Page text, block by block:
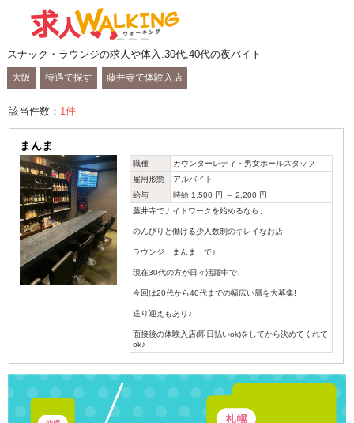
スナック・ラウンジの求人や体入.30代,40代の夜バイト
大阪 待遇で探す 藤井寺で体験入店
該当件数： 1件
まんま
職種
カウンターレディ・男女ホールスタッフ
雇用形態
アルバイト
給与
時給 1,500 円 ～ 2,200 円
藤井寺でナイトワークを始めるなら、
のんびりと働ける少人数制のキレイなお店
ラウンジ まんま で♪
現在30代の方が日々活躍中で、
今回は20代から40代までの幅広い層を大募集!
送り迎えもあり♪
面接後の体験入店(即日払いok)をしてから決めてくれて
ok♪